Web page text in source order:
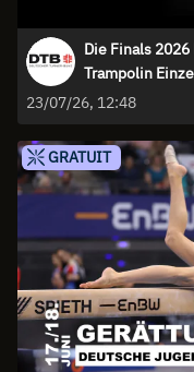
Die Finals
Trampolin
23/07/26, 12:48
GRATUIT